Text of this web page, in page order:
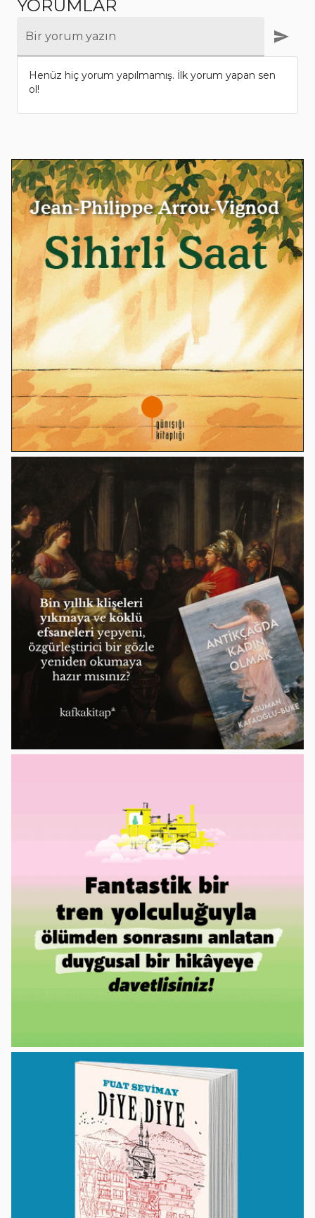
YORUMLAR
Bir yorum yazın
Henüz hiç yorum yapılmamış. İlk yorum yapan sen
ol!